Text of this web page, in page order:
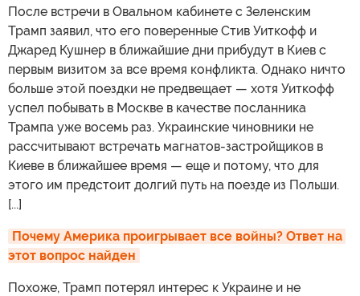
После встречи в Овальном кабинете с Зеленским
Трамп заявил, что его поверенные Стив Уиткофф и
Джаред Кушнер в ближайшие дни прибудут в Киев с
первым визитом за все время конфликта. Однако ничто
больше этой поездки не предвещает — хотя Уиткофф
успел побывать в Москве в качестве посланника
Трампа уже восемь раз. Украинские чиновники не
рассчитывают встречать магнатов-застройщиков в
Киеве в ближайшее время — еще и потому, что для
этого им предстоит долгий путь на поезде из Польши.
[...]
Почему Америка проигрывает все войны? Ответ на
этот вопрос найден
Похоже, Трамп потерял интерес к Украине и не